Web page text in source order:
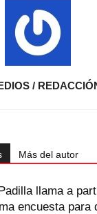
/
Más del autor
llama a
encuesta para